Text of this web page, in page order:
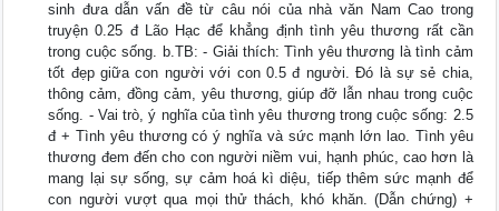
sinh đưa dẫn vấn đề từ câu nói của nhà văn Nam Cao trong
truyện 0.25 đ Lão Hạc để khẳng định tình yêu thương rất cần
trong cuộc sống. b.TB: - Giải thích: Tình yêu thương là tình cảm
tốt đẹp giữa con người với con 0.5 đ người. Đó là sự sẻ chia,
thông cảm, đồng cảm, yêu thương, giúp đỡ lẫn nhau trong cuộc
sống. - Vai trò, ý nghĩa của tình yêu thương trong cuộc sống: 2.5
đ + Tình yêu thương có ý nghĩa và sức mạnh lớn lao. Tình yêu
thương đem đến cho con người niềm vui, hạnh phúc, cao hơn là
mang lại sự sống, sự cảm hoá kì diệu, tiếp thêm sức mạnh để
con người vượt qua mọi thử thách, khó khăn. (Dẫn chứng) +